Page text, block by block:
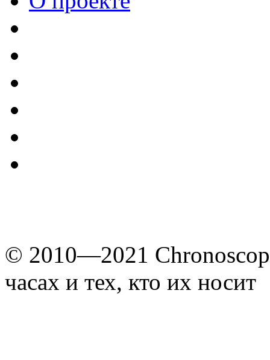
© 2010—2021
часах и тех, кто их носит